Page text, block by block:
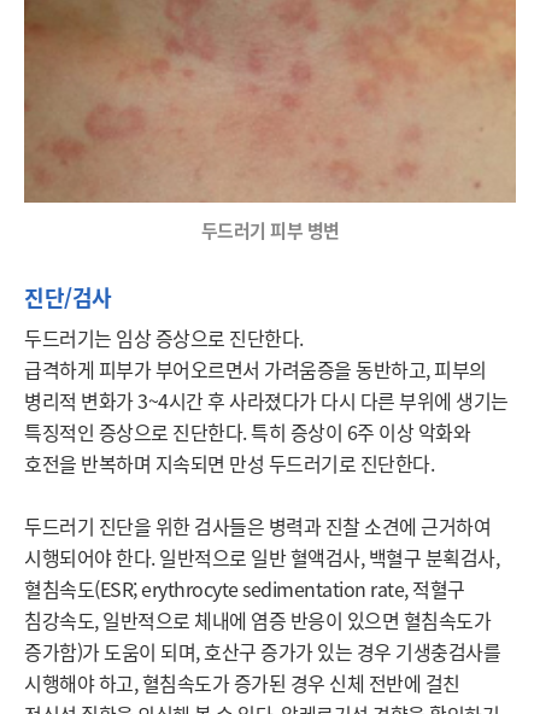
두드러기 피부 병변
진단/검사
두드러기는 임상 증상으로 진단한다.
급격하게 피부가 부어오르면서 가려움증을 동반하고, 피부의
병리적 변화가 3~4시간 후 사라졌다가 다시 다른 부위에 생기는
특징적인 증상으로 진단한다. 특히 증상이 6주 이상 악화와
호전을 반복하며 지속되면 만성 두드러기로 진단한다.
두드러기 진단을 위한 검사들은 병력과 진찰 소견에 근거하여
시행되어야 한다. 일반적으로 일반 혈액검사, 백혈구 분획검사,
혈침속도(ESR; erythrocyte sedimentation rate, 적혈구
침강속도, 일반적으로 체내에 염증 반응이 있으면 혈침속도가
증가함)가 도움이 되며, 호산구 증가가 있는 경우 기생충검사를
시행해야 하고, 혈침속도가 증가된 경우 신체 전반에 걸친